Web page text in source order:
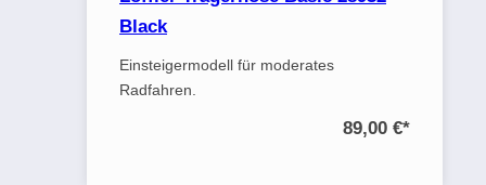
Black
Einsteigermodell für moderates
Radfahren.
89,00 €*